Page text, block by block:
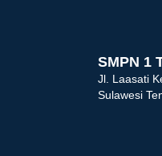
SMPN 1
Jl. Laasati
Sulawesi